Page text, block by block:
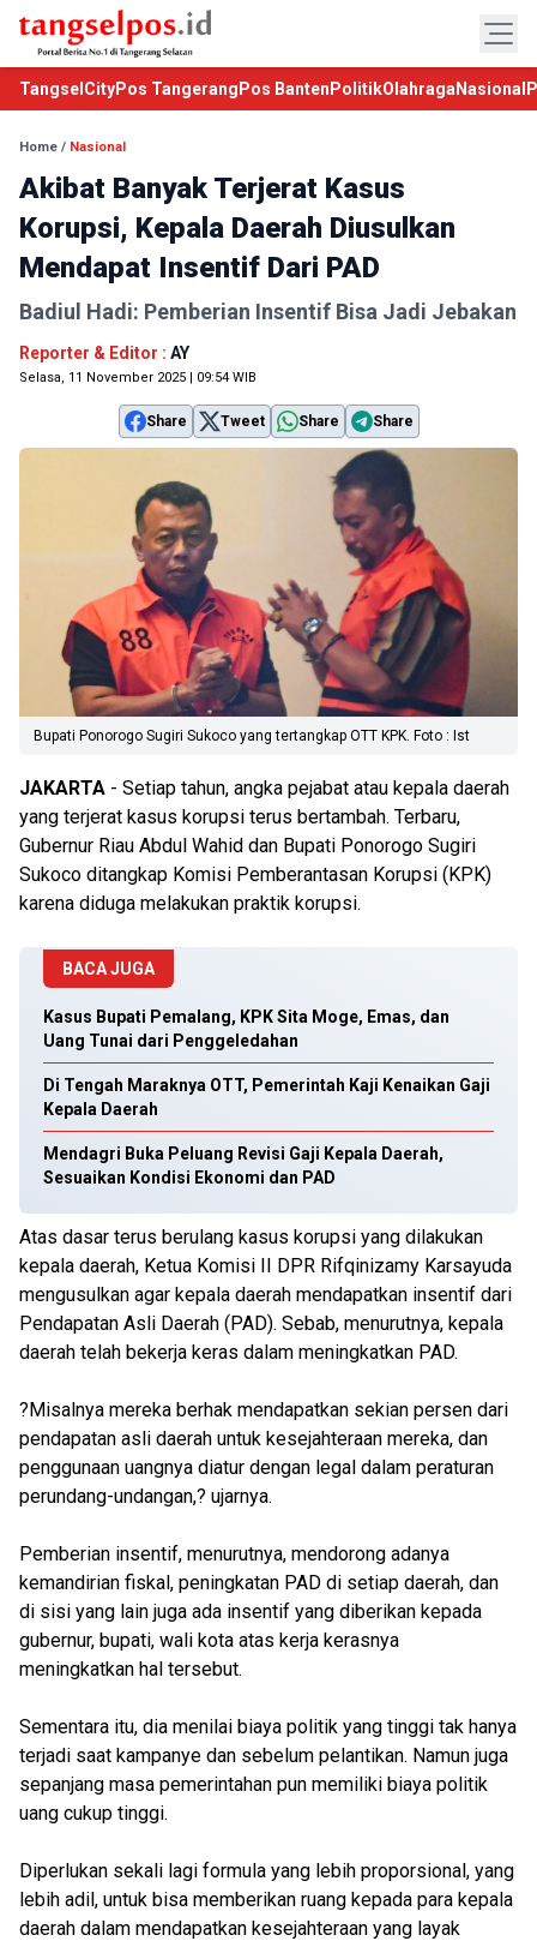
TangselCityPos Tangerang Pos Banten PolitikOlahraga Nasional
Home / Nasional
Akibat Banyak Terjerat Kasus
Korupsi, Kepala Daerah Diusulkan
Mendapat Insentif Dari PAD
Badiul Hadi: Pemberian Insentif Bisa Jadi Jebakan
Reporter & Editor : AY
Selasa, 11 November 2025 | 09:54 WIB
Share Tweet Share Share
Bupati Ponorogo Sugiri Sukoco yang tertangkap OTT KPK. Foto : Ist
JAKARTA - Setiap tahun, angka pejabat atau kepala daerah
yang terjerat kasus korupsi terus bertambah. Terbaru,
Gubernur Riau Abdul Wahid dan Bupati Ponorogo Sugiri
Sukoco ditangkap Komisi Pemberantasan Korupsi (KPK)
karena diduga melakukan praktik korupsi.
BACA JUGA
Kasus Bupati Pemalang, KPK Sita Moge, Emas, dan
Uang Tunai dari Penggeledahan
Di Tengah Maraknya OTT, Pemerintah Kaji Kenaikan Gaji
Kepala Daerah
Mendagri Buka Peluang Revisi Gaji Kepala Daerah,
Sesuaikan Kondisi Ekonomi dan PAD
Atas dasar terus berulang kasus korupsi yang dilakukan
kepala daerah, Ketua Komisi II DPR Rifqinizamy Karsayuda
mengusulkan agar kepala daerah mendapatkan insentif dari
Pendapatan Asli Daerah (PAD). Sebab, menurutnya, kepala
daerah telah bekerja keras dalam meningkatkan PAD.
?Misalnya mereka berhak mendapatkan sekian persen dari
pendapatan asli daerah untuk kesejahteraan mereka, dan
penggunaan uangnya diatur dengan legal dalam peraturan
perundang-undangan,? ujarnya.
Pemberian insentif, menurutnya, mendorong adanya
kemandirian fiskal, peningkatan PAD di setiap daerah, dan
di sisi yang lain juga ada insentif yang diberikan kepada
gubernur, bupati, wali kota atas kerja kerasnya
meningkatkan hal tersebut.
Sementara itu, dia menilai biaya politik yang tinggi tak hanya
terjadi saat kampanye dan sebelum pelantikan. Namun juga
sepanjang masa pemerintahan pun memiliki biaya politik
uang cukup tinggi.
Diperlukan sekali lagi formula yang lebih proporsional, yang
lebih adil, untuk bisa memberikan ruang kepada para kepala
daerah dalam mendapatkan kesejahteraan yang layak